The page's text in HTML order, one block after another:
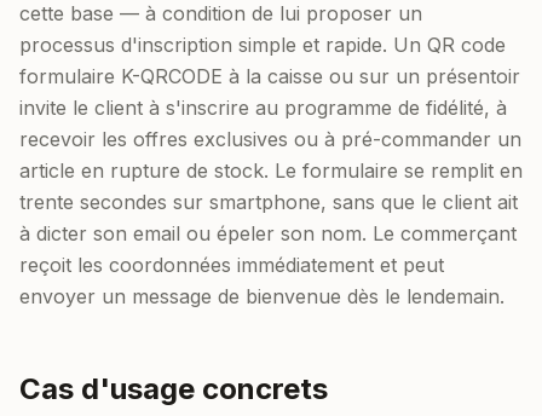
cette base — à condition de lui proposer un
processus d'inscription simple et rapide. Un QR code
formulaire K-QRCODE à la caisse ou sur un présentoir
invite le client à s'inscrire au programme de fidélité, à
recevoir les offres exclusives ou à pré-commander un
article en rupture de stock. Le formulaire se remplit en
trente secondes sur smartphone, sans que le client ait
à dicter son email ou épeler son nom. Le commerçant
reçoit les coordonnées immédiatement et peut
envoyer un message de bienvenue dès le lendemain.
Cas d'usage concrets